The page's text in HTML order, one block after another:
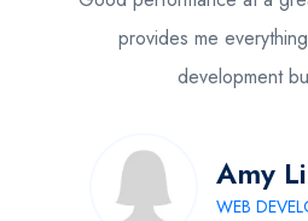
provides me
development
Amy
WEB